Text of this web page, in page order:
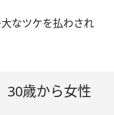
なツケを払わされ
30歳から女性